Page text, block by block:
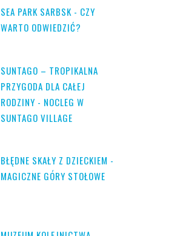
SEA PARK SARBSK - CZY
WARTO ODWIEDZIĆ?
SUNTAGO – TROPIKALNA
PRZYGODA DLA CAŁEJ
RODZINY - NOCLEG W
SUNTAGO VILLAGE
BŁĘDNE SKAŁY Z DZIECKIEM -
MAGICZNE GÓRY STOŁOWE